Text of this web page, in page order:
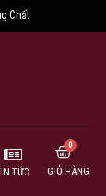
Chất
TỨC GIỎ HÀNG